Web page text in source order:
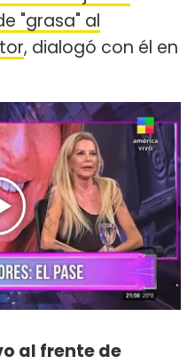
"grasa" al
, dialogó con él en
al frente de